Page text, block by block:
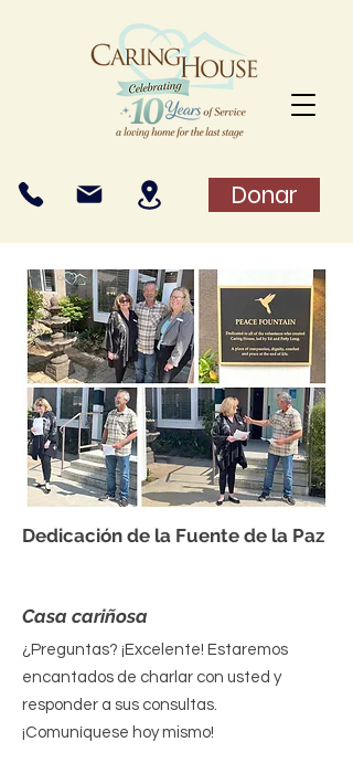
Donar
Dedicación de la Fuente de la Paz
Casa cariñosa
¿Preguntas? ¡Excelente! Estaremos
encantados de charlar con usted y
responder a sus consultas.
¡Comuníquese hoy mismo!